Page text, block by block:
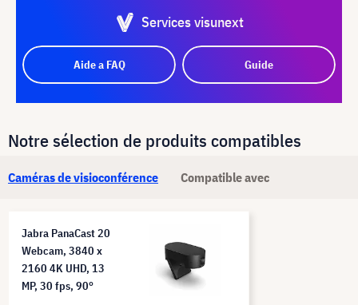
Services visunext
Aide a FAQ Guide
Notre sélection de produits compatibles
Caméras de visioconférence Compatible avec
Jabra PanaCast 20
Webcam, 3840 x
2160 4K UHD, 13
MP, 30 fps, 90°